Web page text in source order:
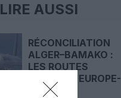
LIRE AUSSI
RÉCONCILIATION
ALGER–BAMAKO :
LES ROUTES
DIRECTES EUROPE-
AFRIQUE...